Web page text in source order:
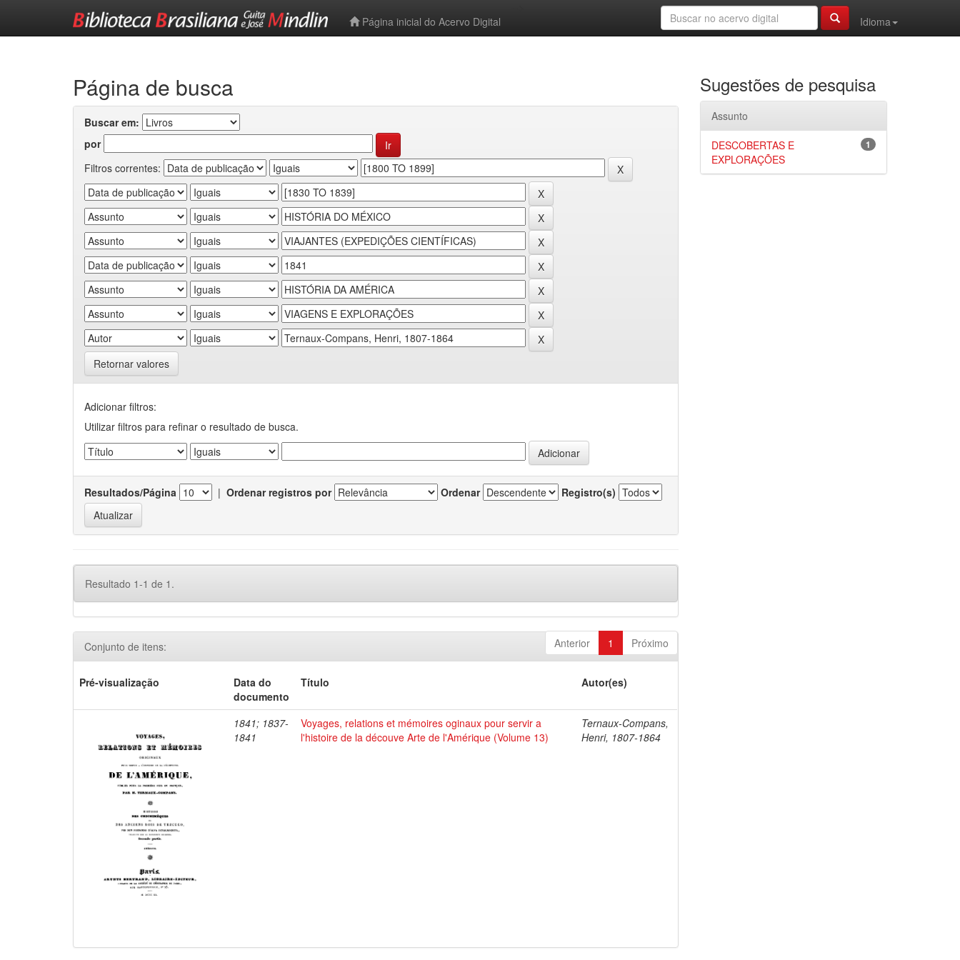
Página inicial do Acervo Digital
Idioma
Página de busca
Buscar em:
por
Filtros correntes:
Retornar valores
Adicionar filtros:
Utilizar filtros para refinar o resultado de busca.
Resultados/Página | Ordenar registros por Ordenar Registro(s)
Resultado 1-1 de 1.
Anterior 1 Próximo
Conjunto de itens:
Pré-visualização
Data do
documento
Título Autor(es)
1841; 1837-
1841
Voyages, relations et mémoires oginaux pour servir a
l'histoire de la découve Arte de l'Amérique (Volume 13)
Ternaux-Compans,
Henri, 1807-1864
Sugestões de pesquisa
Assunto
1
DESCOBERTAS E
EXPLORAÇÕES